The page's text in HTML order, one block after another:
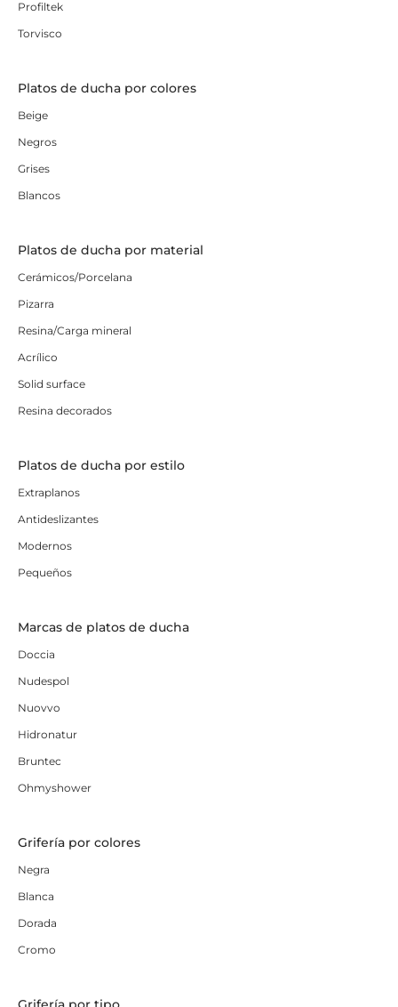
Profiltek
Torvisco
Platos de ducha por colores
Beige
Negros
Grises
Blancos
Platos de ducha por material
Cerámicos/Porcelana
Pizarra
Resina/Carga mineral
Acrílico
Solid surface
Resina decorados
Platos de ducha por estilo
Extraplanos
Antideslizantes
Modernos
Pequeños
Marcas de platos de ducha
Doccia
Nudespol
Nuovvo
Hidronatur
Bruntec
Ohmyshower
Grifería por colores
Negra
Blanca
Dorada
Cromo